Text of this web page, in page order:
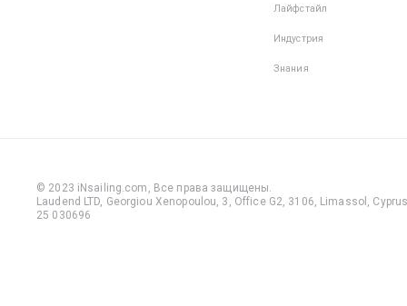
Лайфстайл
Индустрия
Знания
© 2023 iNsailing.com, Все права защищены.
Laudend LTD, Georgiou Xenopoulou, 3, Office G2, 3106, Limassol,
25 030696